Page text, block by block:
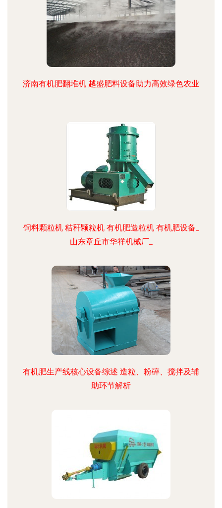
济南有机肥翻堆机 越盛肥料设备助力高效绿色农业
饲料颗粒机 秸秆颗粒机 有机肥造粒机 有机肥设备_
山东章丘市华祥机械厂_
有机肥生产线核心设备综述 造粒、粉碎、搅拌及辅
助环节解析